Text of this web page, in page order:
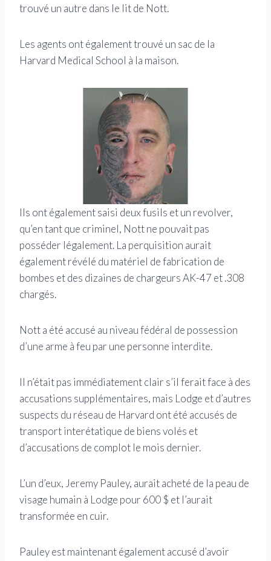
trouvé un autre dans le lit de Nott.
Les agents ont également trouvé un sac de la
Harvard Medical School à la maison.
Ils ont également saisi deux fusils et un revolver,
qu’en tant que criminel, Nott ne pouvait pas
posséder légalement. La perquisition aurait
également révélé du matériel de fabrication de
bombes et des dizaines de chargeurs AK-47 et .308
chargés.
Nott a été accusé au niveau fédéral de possession
d’une arme à feu par une personne interdite.
Il n’était pas immédiatement clair s’il ferait face à des
accusations supplémentaires, mais Lodge et d’autres
suspects du réseau de Harvard ont été accusés de
transport interétatique de biens volés et
d’accusations de complot le mois dernier.
L’un d’eux, Jeremy Pauley, aurait acheté de la peau de
visage humain à Lodge pour 600 $ et l’aurait
transformée en cuir.
Pauley est maintenant également accusé d’avoir